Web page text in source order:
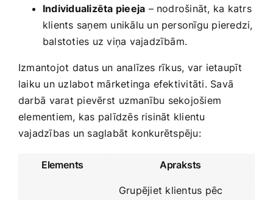
Individualizēta pieeja – nodrošināt, ka katrs
klients saņem unikālu un personīgu pieredzi,
balstoties uz viņa vajadzībām.
Izmantojot datus un ‍analīzes rīkus, var ietaupīt
laiku un uzlabot mārketinga efektivitāti. Savā
darbā⁣ varat pievērst⁣ uzmanību sekojošiem
elementiem, kas palīdzēs risināt klientu
vajadzības un saglabāt konkurētspēju:
Elements Apraksts
Grupējiet‍ klientus pēc‍